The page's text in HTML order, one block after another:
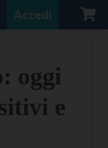
Accedi
oggi
e